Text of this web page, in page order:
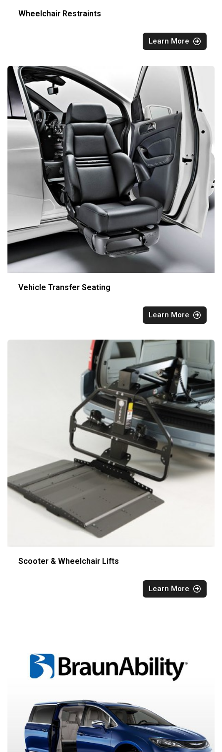
Wheelchair Restraints
Learn More
Vehicle Transfer Seating
Learn More
Scooter & Wheelchair Lifts
Learn More